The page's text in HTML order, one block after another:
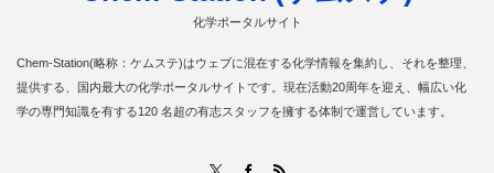
化学ポータルサイト
Chem-Station(略称：ケムステ)はウェブに混在する化学情報を集約し、それを整理、
提供する、国内最大の化学ポータルサイトです。現在活動20周年を迎え、幅広い化
学の専門知識を有する120 名超の有志スタッフを擁する体制で運営しています。
Facebook